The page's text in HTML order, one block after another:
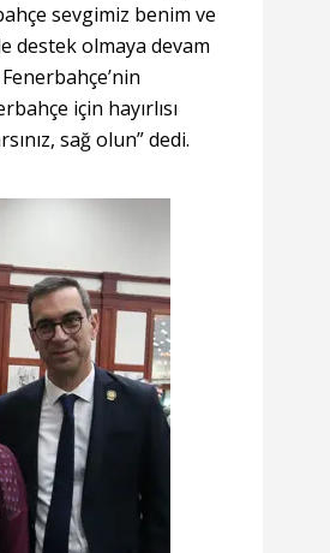
sevgimiz benim ve
destek olmaya devam
için hayırlısı
sağ olun” dedi.